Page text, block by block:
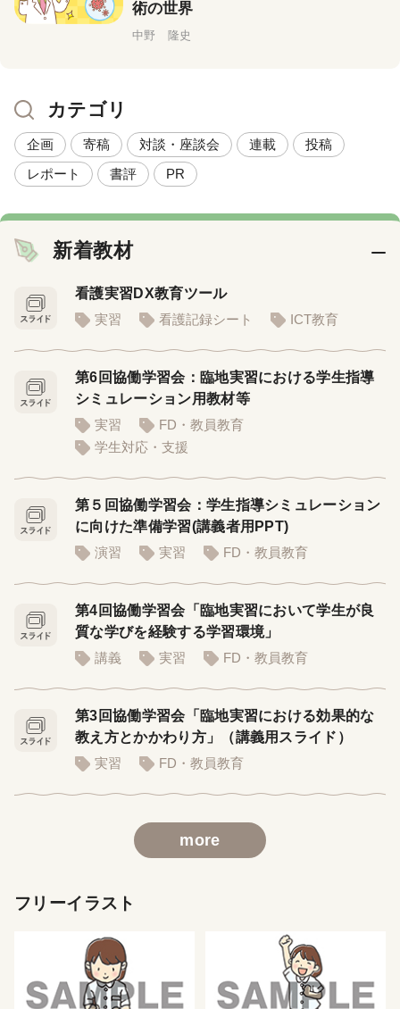
術の世界
中野 隆史
カテゴリ
企画 寄稿 対談・座談会 連載
投稿
レポート
書評 PR
新着教材
看護実習DX教育ツール
実習
看護記録シート ICT教育
第6回協働学習会：臨地実習における学生指導
シミュレーション用教材等
実習
FD・教員教育
学生対応・支援
第５回協働学習会：学生指導シミュレーション
に向けた準備学習(講義者用PPT)
演習
実習 FD・教員教育
第4回協働学習会「臨地実習において学生が良
質な学びを経験する学習環境」
講義
実習 FD・教員教育
第3回協働学習会「臨地実習における効果的な
教え方とかかわり方」（講義用スライド）
実習
FD・教員教育
more
フリーイラスト